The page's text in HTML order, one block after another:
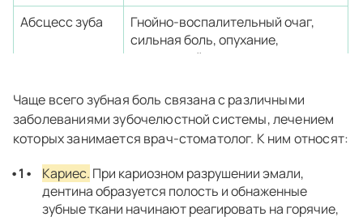
Абсцесс зуба
Гнойно-воспалительный очаг,
сильная боль, опухание,
гнилостный запах.
камня, подвижность зубов.
Пародонтоз
Долгое развитие без симптомов.
оголенные зубы.
Периимплантит
Воспаление вокруг импланта.
Чаще всего зубная боль связана с различными
заболеваниями зубочелюстной системы, лечением
которых занимается врач-стоматолог. К ним относят:
Кариес. При кариозном разрушении эмали,
дентина образуется полость и обнаженные
зубные ткани начинают реагировать на горячие,